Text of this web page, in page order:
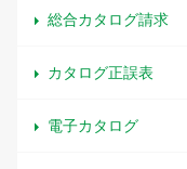
総合カタログ請求
カタログ正誤表
電子カタログ